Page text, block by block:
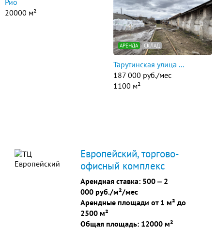
Рио
20000 м²
АРЕНДА СКЛАД
Тарутинская улица ...
187 000 руб./мес
1100 м²
Европейский, торгово-
офисный комплекс
Арендная ставка: 500 ‒ 2
000 руб./м²/мес
Арендные площади от 1 м² до
2500 м²
Общая площадь: 12000 м²